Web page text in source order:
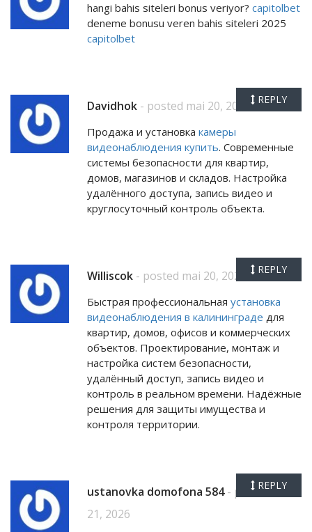
hangi bahis siteleri bonus veriyor? capitolbet
deneme bonusu veren bahis siteleri 2025
capitolbet
Davidhok - posted mai 20, 2026
Продажа и установка камеры
видеонаблюдения купить. Современные
системы безопасности для квартир,
домов, магазинов и складов. Настройка
удалённого доступа, запись видео и
круглосуточный контроль объекта.
REPLY
Williscok - posted mai 20, 2026
Быстрая профессиональная установка
видеонаблюдения в калининграде для
квартир, домов, офисов и коммерческих
объектов. Проектирование, монтаж и
настройка систем безопасности,
удалённый доступ, запись видео и
контроль в реальном времени. Надёжные
решения для защиты имущества и
контроля территории.
REPLY
ustanovka domofona 584- posted mai
21, 2026
REPLY